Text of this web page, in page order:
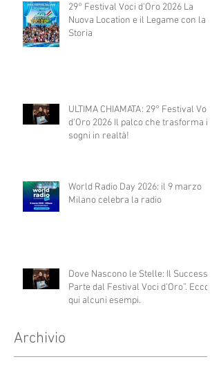
29° Festival Voci d'Oro 2026 La
Nuova Location e il Legame con la
Storia
ULTIMA CHIAMATA: 29° Festival Voci
d'Oro 2026 Il palco che trasforma i
sogni in realtà!
World Radio Day 2026: il 9 marzo
Milano celebra la radio
Dove Nascono le Stelle: Il Successo
Parte dal Festival Voci d’Oro”. Ecco
qui alcuni esempi.
Archivio